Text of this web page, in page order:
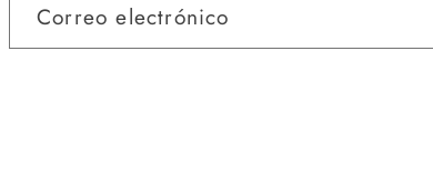
Correo electrónico